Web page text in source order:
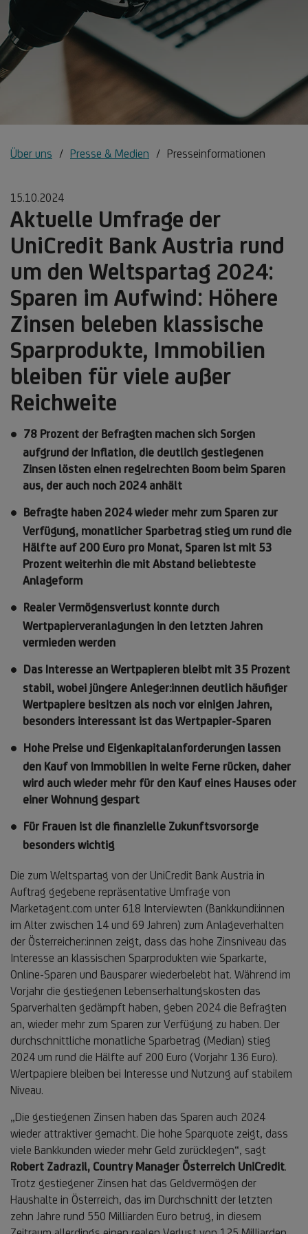
Über uns Presse & Medien Presseinformationen
15.10.2024
Aktuelle Umfrage der
UniCredit Bank Austria rund
um den Weltspartag 2024:
Sparen im Aufwind: Höhere
Zinsen beleben klassische
Sparprodukte, Immobilien
bleiben für viele außer
Reichweite
78 Prozent der Befragten machen sich Sorgen
aufgrund der Inflation, die deutlich gestiegenen
Zinsen lösten einen regelrechten Boom beim Sparen
aus, der auch noch 2024 anhält
Befragte haben 2024 wieder mehr zum Sparen zur
Verfügung, monatlicher Sparbetrag stieg um rund die
Hälfte auf 200 Euro pro Monat, Sparen ist mit 53
Prozent weiterhin die mit Abstand beliebteste
Anlageform
Realer Vermögensverlust konnte durch
Wertpapierveranlagungen in den letzten Jahren
vermieden werden
Das Interesse an Wertpapieren bleibt mit 35 Prozent
stabil, wobei jüngere Anleger:innen deutlich häufiger
Wertpapiere besitzen als noch vor einigen Jahren,
besonders interessant ist das Wertpapier-Sparen
Hohe Preise und Eigenkapitalanforderungen lassen
den Kauf von Immobilien in weite Ferne rücken, daher
wird auch wieder mehr für den Kauf eines Hauses oder
einer Wohnung gespart
Für Frauen ist die finanzielle Zukunftsvorsorge
besonders wichtig
Die zum Weltspartag von der UniCredit Bank Austria in
Auftrag gegebene repräsentative Umfrage von
Marketagent.com unter 618 Interviewten (Bankkundi:innen
im Alter zwischen 14 und 69 Jahren) zum Anlageverhalten
der Österreicher:innen zeigt, dass das hohe Zinsniveau das
Interesse an klassischen Sparprodukten wie Sparkarte,
Online-Sparen und Bausparer wiederbelebt hat. Während im
Vorjahr die gestiegenen Lebenserhaltungskosten das
Sparverhalten gedämpft haben, geben 2024 die Befragten
an, wieder mehr zum Sparen zur Verfügung zu haben. Der
durchschnittliche monatliche Sparbetrag (Median) stieg
2024 um rund die Hälfte auf 200 Euro (Vorjahr 136 Euro).
Wertpapiere bleiben bei Interesse und Nutzung auf stabilem
Niveau.
„Die gestiegenen Zinsen haben das Sparen auch 2024
wieder attraktiver gemacht. Die hohe Sparquote zeigt, dass
viele Bankkunden wieder mehr Geld zurücklegen“, sagt
Robert Zadrazil, Country Manager Österreich UniCredit.
Trotz gestiegener Zinsen hat das Geldvermögen der
Haushalte in Österreich, das im Durchschnitt der letzten
zehn Jahre rund 550 Milliarden Euro betrug, in diesem